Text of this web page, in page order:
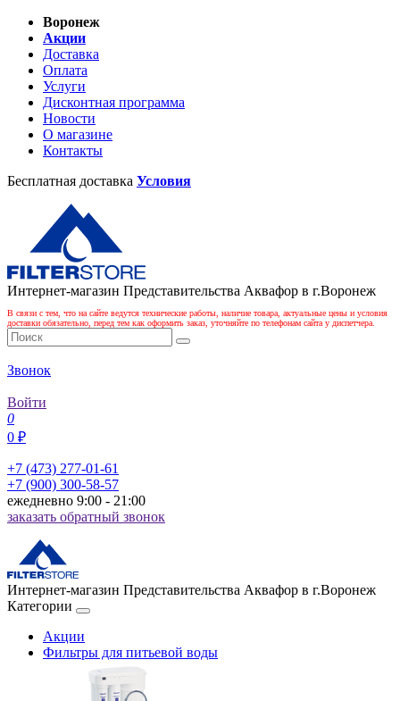
Воронеж
Акции
Доставка
Оплата
Услуги
Дисконтная программа
Новости
О магазине
Контакты
Бесплатная доставка Условия
Интернет-магазин Представительства Аквафор в г.Воронеж
В связи с тем, что на сайте ведутся технические работы, наличие товара, актуальные цены и условия
доставки обязательно, перед тем как оформить заказ, уточняйте по телефонам сайта у диспетчера.
Звонок
Войти
0
0 ₽
+7 (473) 277-01-61
+7 (900) 300-58-57
ежедневно 9:00 - 21:00
заказать обратный звонок
Интернет-магазин Представительства Аквафор в г.Воронеж
Категории
Акции
Фильтры для питьевой воды